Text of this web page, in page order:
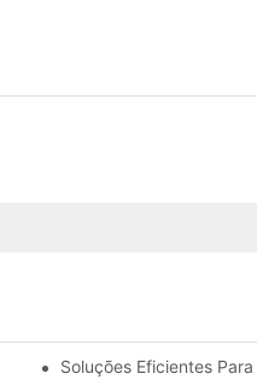
Rápidos E
Soluções Eficientes